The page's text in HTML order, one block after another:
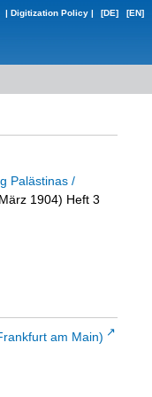
| Digitization Policy | [DE] [EN]
Palästinas /
1904) Heft 3
am Main)